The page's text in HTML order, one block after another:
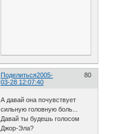
Поделиться 80
2005-
03-28 12:07:40
А давай она почувствует
сильную головную боль...
Давай ты будешь голосом
Джор-Эла?